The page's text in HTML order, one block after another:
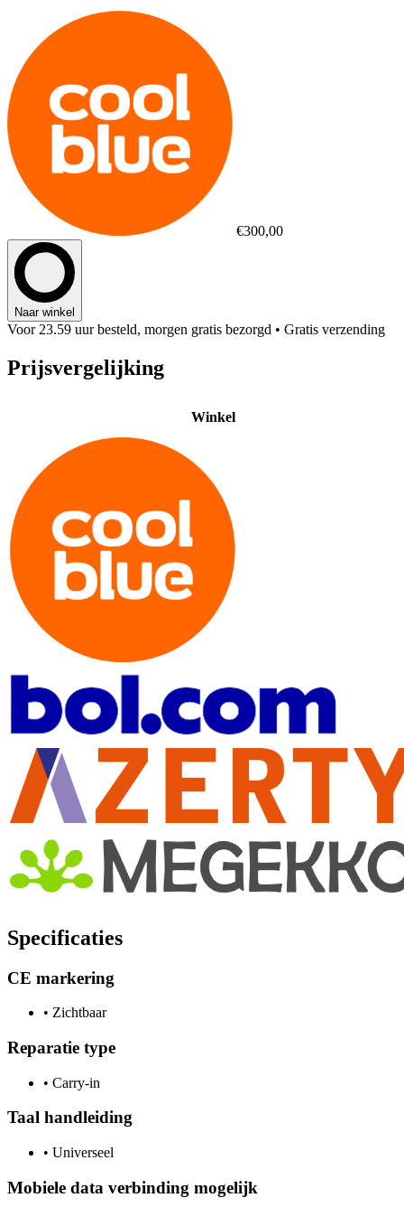
€300,00
Naar winkel
Voor 23.59 uur besteld, morgen gratis bezorgd • Gratis verzending
Prijsvergelijking
Winkel
Specificaties
CE markering
• Zichtbaar
Reparatie type
• Carry-in
Taal handleiding
• Universeel
Mobiele data verbinding mogelijk